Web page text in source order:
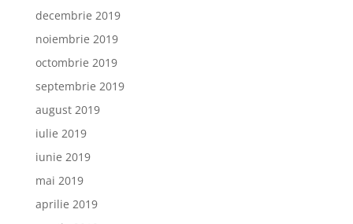
decembrie 2019
noiembrie 2019
octombrie 2019
septembrie 2019
august 2019
iulie 2019
iunie 2019
mai 2019
aprilie 2019